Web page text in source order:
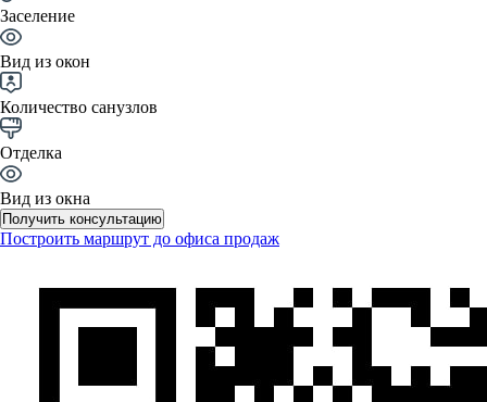
Заселение
Вид из окон
Количество санузлов
Отделка
Вид из окна
Получить консультацию
Построить маршрут до офиса продаж